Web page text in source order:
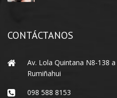
CONTÁCTANOS
Av. Lola Quintana N8-138
Rumiñahui
098 588 8153